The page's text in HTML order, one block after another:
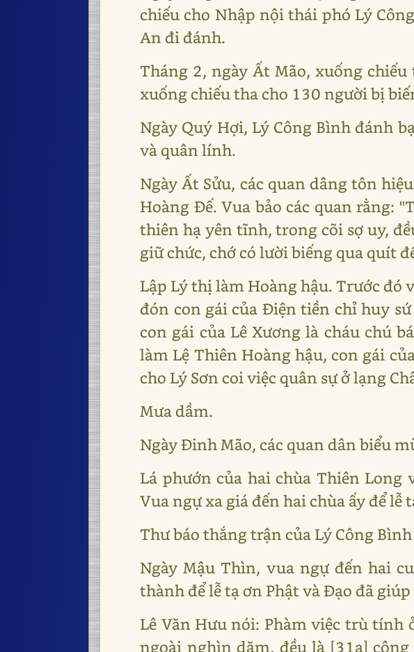
chiếu cho Nhập nội thái phó Lý
An đi đánh.
Tháng 2, ngày Ất Mão, xuống
xuống chiếu tha cho 130 người bị
Ngày Quý Hợi, Lý Công Bình đánh
và quân lính.
Ngày Ất Sửu, các quan dâng tôn
Hoàng Đế. Vua bảo các quan rằng:
thiên hạ yên tĩnh, trong cõi sợ uy,
giữ chức, chớ có lười biếng qua quít
Lập Lý thị làm Hoàng hậu. Trước đó
đón con gái của Điện tiền chỉ huy
con gái của Lê Xương là cháu chú
làm Lệ Thiên Hoàng hậu, con gái
cho Lý Sơn coi việc quân sự ở lạng
Mưa dầm.
Ngày Đinh Mão, các quan dân biểu
Lá phướn của hai chùa Thiên
Vua ngự xa giá đến hai chùa ấy để lễ
Thư báo thắng trận của Lý Công
Ngày Mậu Thìn, vua ngự đến hai
thành để lễ tạ ơn Phật và Đạo đã
Lê Văn Hưu nói: Phàm việc trù
ngoài nghìn dặm, đều là [31a]